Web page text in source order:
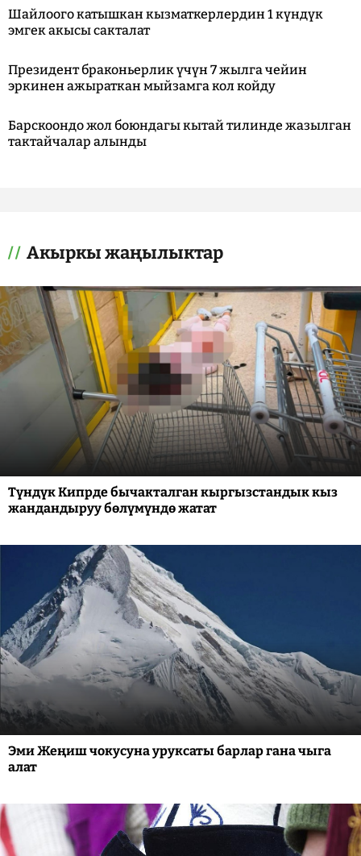
Шайлоого катышкан кызматкерлердин 1 күндүк
эмгек акысы сакталат
Президент браконьерлик үчүн 7 жылга чейин
эркинен ажыраткан мыйзамга кол койду
Барскоондо жол боюндагы кытай тилинде жазылган
тактайчалар алынды
Акыркы жаңылыктар
Түндүк Кипрде бычакталган кыргызстандык кыз
жандандыруу бөлүмүндө жатат
Эми Жеңиш чокусуна уруксаты барлар гана чыга
алат